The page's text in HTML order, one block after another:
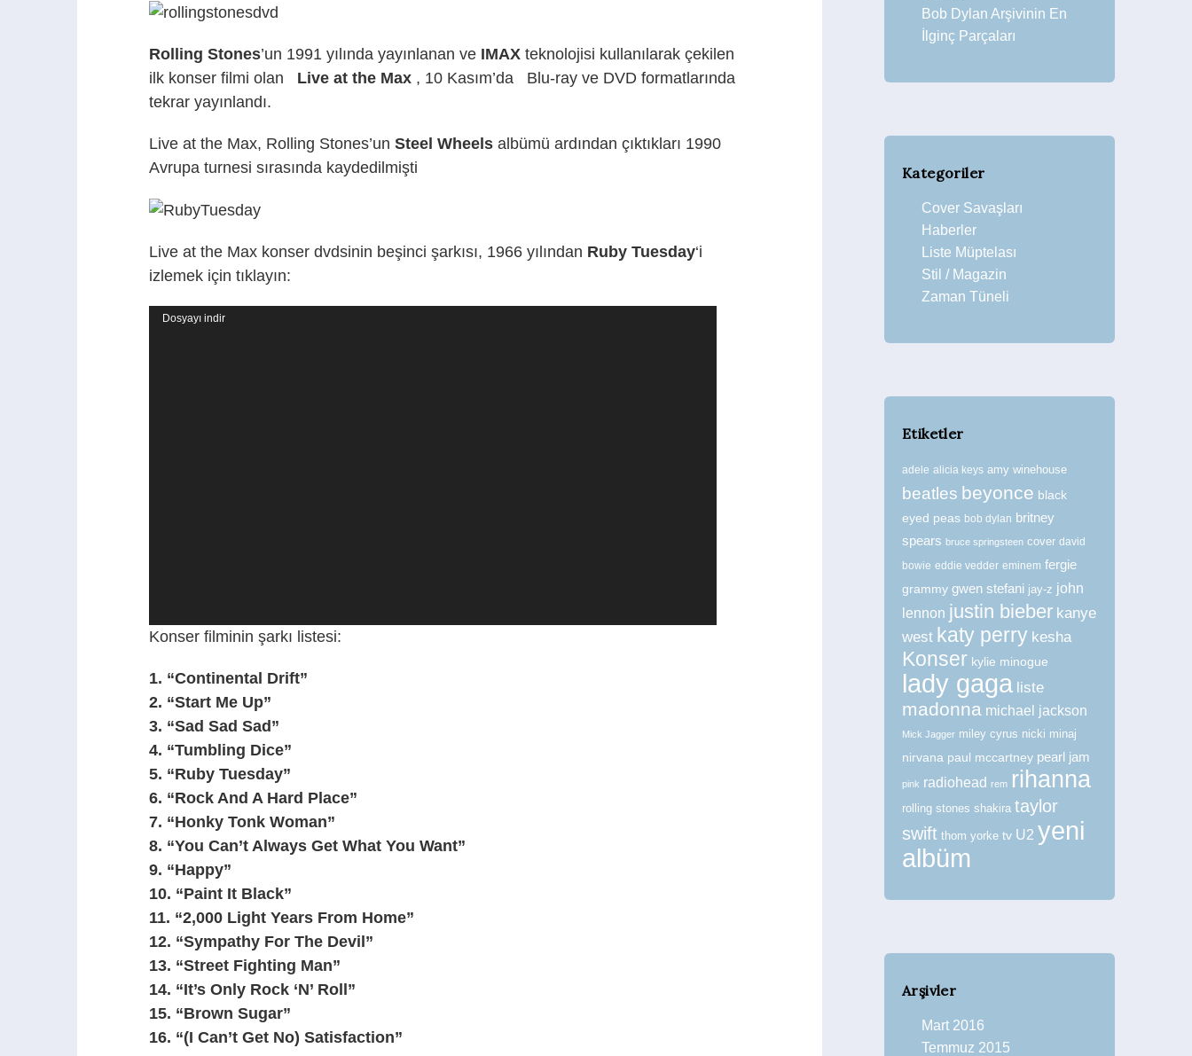
Rolling Stones’un 1991 yılında yayınlanan ve IMAX teknolojisi kullanılarak çekilen
ilk konser filmi olan Live at the Max , 10 Kasım’da Blu-ray ve DVD formatlarında
tekrar yayınlandı.
Live at the Max, Rolling Stones’un Steel Wheels albümü ardından çıktıkları 1990
Avrupa turnesi sırasında kaydedilmişti
Live at the Max konser dvdsinin beşinci şarkısı, 1966 yılından Ruby Tuesday‘i
izlemek için tıklayın:
Video
Dosyayı indir
Konser filminin şarkı listesi:
1. “Continental Drift”
2. “Start Me Up”
3. “Sad Sad Sad”
4. “Tumbling Dice”
5. “Ruby Tuesday”
6. “Rock And A Hard Place”
7. “Honky Tonk Woman”
8. “You Can’t Always Get What You Want”
9. “Happy”
10. “Paint It Black”
11. “2,000 Light Years From Home”
12. “Sympathy For The Devil”
13. “Street Fighting Man”
14. “It’s Only Rock ‘N’ Roll”
15. “Brown Sugar”
16. “(I Can’t Get No) Satisfaction”
Bob Dylan Arşivinin En
İlginç Parçaları
Kategoriler
Cover Savaşları
Haberler
Liste Müptelası
Stil / Magazin
Zaman Tüneli
Etiketler
adele alicia keys amy winehouse
beatles beyonce black
eyed peas bob dylan britney
spears bruce springsteen cover david
bowie eddie vedder eminem fergie
grammy gwen stefani jay-z john
lennon justin bieber kanye
west katy perry kesha
Konser kylie minogue
lady gaga liste
madonna michael jackson
Mick Jagger miley cyrus nicki minaj
nirvana paul mccartney pearl jam
pink radiohead rem rihanna
rolling stones shakira taylor
swift thom yorke tv U2 yeni
albüm
Arşivler
Mart 2016
Temmuz 2015